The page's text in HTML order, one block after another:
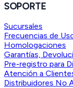
SOPORTE
Sucursales
Frecuencias de
Homologaciones
Garantías,
Pre-registro para
Atención a
Distribuidores No